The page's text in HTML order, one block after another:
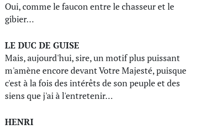
Oui, comme le faucon entre le chasseur et le
gibier…
LE DUC DE GUISE
Mais, aujourd'hui, sire, un motif plus puissant
m'amène encore devant Votre Majesté, puisque
c'est à la fois des intérêts de son peuple et des
siens que j'ai à l'entretenir…
HENRI